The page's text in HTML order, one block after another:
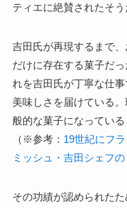
ティエに絶賛されたそう
吉田氏が再現するまで
だけに存在する菓子だ
れを吉田氏が丁寧な仕
美味しさを届けている
般的な菓子になっている
（※参考： 19世紀にフ
ミッシュ・吉田シェフの
その功績が認められた